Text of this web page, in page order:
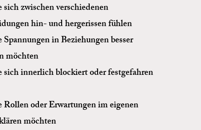
sich zwischen verschiedenen
hin- und hergerissen fühlen
Spannungen in Beziehungen besser
möchten
sich innerlich blockiert oder festgefahren
Rollen oder Erwartungen im eigenen
möchten